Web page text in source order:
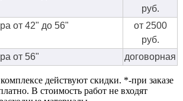
руб.
от 42" до 56"
от 2500
руб.
от 56"
договорная
действуют скидки. *-при заказе
В стоимость работ не входят